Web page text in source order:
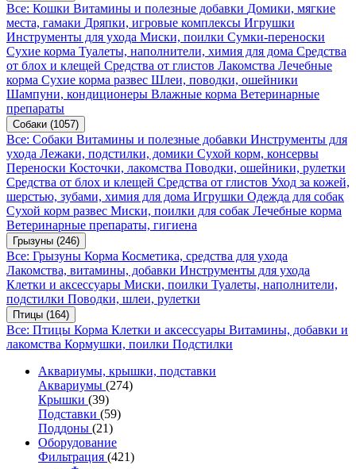
Все: Кошки Витамины и полезные добавки Домики, мягкие
места, гамаки Дряпки, игровые комплексы Игрушки
Инструменты для ухода Миски, поилки Сумки-переноски
Сухие корма Туалеты, наполнители, химия для дома Средства
от блох и клещей Средства от глистов Лакомства Лечебные
корма Сухие корма развес Шлеи, поводки, ошейники
Шампуни, кондиционеры Влажные корма Ветеринарные
препараты
Собаки (1057)
Все: Собаки Витамины и полезные добавки Инструменты для
ухода Лежаки, подстилки, домики Сухой корм, консервы
Переноски Косточки, лакомства Поводки, ошейники, рулетки
Средства от блох и клещей Средства от глистов Уход за кожей,
шерстью, зубами, химия для дома Игрушки Одежда для собак
Сухой корм развес Миски, поилки для собак Лечебные корма
Ветеринарные препараты, гигиена
Грызуны (246)
Все: Грызуны Корма Косметика, средства для ухода
Лакомства, витамины, добавки Инструменты для ухода
Клетки и аксессуары Миски, поилки Туалеты, наполнители,
подстилки Поводки, шлеи, рулетки
Птицы (164)
Все: Птицы Корма Клетки и аксессуары Витамины, добавки и
лакомства Кормушки, поилки Подстилки
Аквариумы, крышки, подставки
Аквариумы (274)
Крышки (39)
Подставки (59)
Поддоны (21)
Оборудование
Фильтрация (421)